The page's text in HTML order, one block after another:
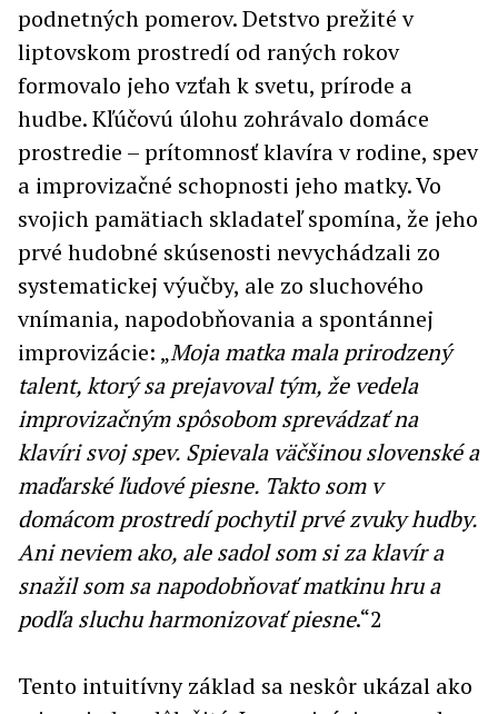
podnetných pomerov. Detstvo prežité v
liptovskom prostredí od raných rokov
formovalo jeho vzťah k svetu, prírode a
hudbe. Kľúčovú úlohu zohrávalo domáce
prostredie – prítomnosť klavíra v rodine, spev
a improvizačné schopnosti jeho matky. Vo
svojich pamätiach skladateľ spomína, že jeho
prvé hudobné skúsenosti nevychádzali zo
systematickej výučby, ale zo sluchového
vnímania, napodobňovania a spontánnej
improvizácie: „Moja matka mala prirodzený
talent, ktorý sa prejavoval tým, že vedela
improvizačným spôsobom sprevádzať na
klavíri svoj spev. Spievala väčšinou slovenské a
maďarské ľudové piesne. Takto som v
domácom prostredí pochytil prvé zvuky hudby.
Ani neviem ako, ale sadol som si za klavír a
snažil som sa napodobňovať matkinu hru a
podľa sluchu harmonizovať piesne.“2
Tento intuitívny základ sa neskôr ukázal ako